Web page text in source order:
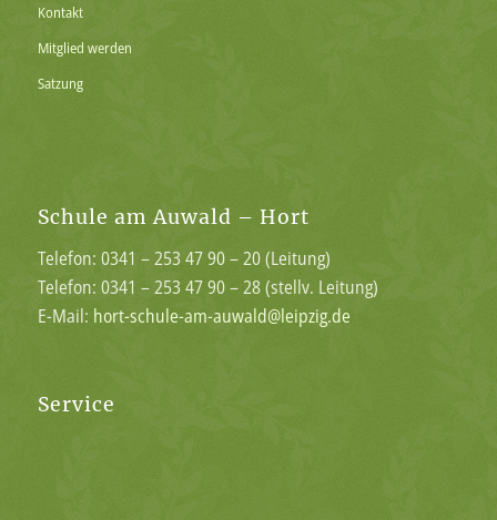
Kontakt
Mitglied werden
Satzung
Schule am Auwald – Hort
Telefon: 0341 – 253 47 90 – 20 (Leitung)
Telefon: 0341 – 253 47 90 – 28 (stellv. Leitung)
E-Mail: hort-schule-am-auwald@leipzig.de
Service